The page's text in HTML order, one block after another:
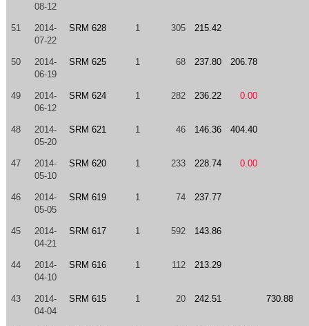
08-12
51
2014-
07-22
SRM 628 1 305 215.42
50
2014-
06-19
SRM 625 1 68 237.80 206.78
49
2014-
06-12
SRM 624 1 282 236.22 0.00
48
2014-
05-20
SRM 621 1 46 146.36 404.40
47
2014-
05-10
SRM 620 1 233 228.74 0.00
46
2014-
05-05
SRM 619 1 74 237.77
45
2014-
04-21
SRM 617 1 592 143.86
44
2014-
04-10
SRM 616 1 112 213.29
43
2014-
04-04
SRM 615 1 20 242.51 730.88